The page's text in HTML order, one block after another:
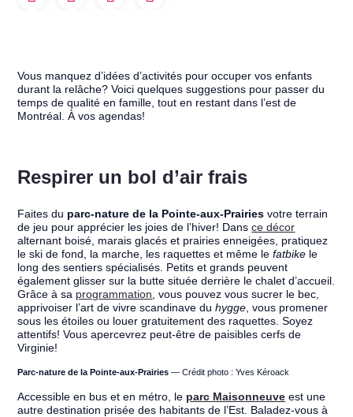
Vous manquez d’idées d’activités pour occuper vos enfants
durant la relâche? Voici quelques suggestions pour passer du
temps de qualité en famille, tout en restant dans l’est de
Montréal. À vos agendas!
Respirer un bol d’air frais
Faites du parc-nature de la Pointe-aux-Prairies votre terrain
de jeu pour apprécier les joies de l’hiver! Dansce décor
alternant boisé, marais glacés et prairies enneigées, pratiquez
le ski de fond, la marche, les raquettes et même lefatbike le
long des sentiers spécialisés. Petits et grands peuvent
également glisser sur la butte située derrière le chalet d’accueil.
Grâce à sa programmation , vous pouvez vous sucrer le bec,
apprivoiser l’art de vivre scandinave duhygge , vous promener
sous les étoiles ou louer gratuitement des raquettes. Soyez
attentifs! Vous apercevrez peut-être de paisibles cerfs de
Virginie!
Parc-nature de la Pointe-aux-Prairies — Crédit photo : Yves Kéroack
Accessible en bus et en métro, le parc Maisonneuve est une
autre destination prisée des habitants de l’Est. Baladez-vous à